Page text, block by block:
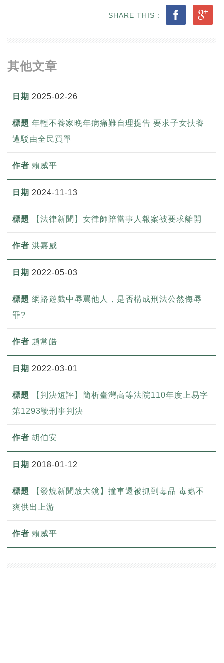
SHARE THIS :
其他文章
2025-02-26
年輕不養家晚年病痛難自理提告 要求子女扶養
遭駁由全民買單
賴威平
2024-11-13
【法律新聞】女律師陪當事人報案被要求離開
洪嘉威
2022-05-03
網路遊戲中辱罵他人，是否構成刑法公然侮辱
罪?
趙常皓
2022-03-01
【判決短評】簡析臺灣高等法院110年度上易字
第1293號刑事判決
胡伯安
2018-01-12
【發燒新聞放大鏡】撞車還被抓到毒品 毒蟲不
爽供出上游
賴威平